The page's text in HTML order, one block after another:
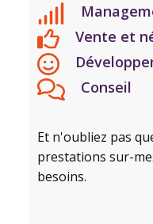
Vente et
Conseil
Et n'oubliez pas
prestations sur-
besoins.